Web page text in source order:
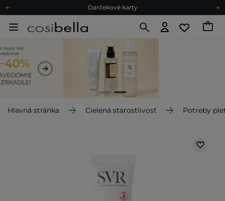
Darčekové karty
Ekologické balenie
Odoslanie do 24 hod.
Darčekové karty
Ekologické balenie
Hlavná stránka Cielená starostlivosť Potreby